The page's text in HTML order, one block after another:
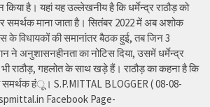
किया है। यहां यह उल्लेखनीय है कि धर्मेन्द्र राठौड़ को
समर्थक माना जाता है। सितंबर 2022 में अब अशोक
के विधायकों की समानांतर बैठक हुई, तब जिन 3
ने अनुशासनहीनता का नोटिस दिया, उसमें धर्मेन्द्र
राठौड़, गहलोत के साथ खड़े हैं। राठौड़ का कहना है कि
हंू। S.P.MITTAL BLOGGER ( 08-08-
Facebook Page-